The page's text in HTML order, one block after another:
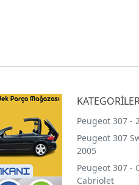
Peugeot 307 -
Peugeot 307
2005
Peugeot 307 -
Cabriolet